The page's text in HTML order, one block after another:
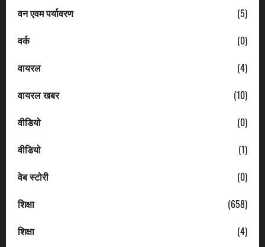
वन एवम पर्यावरण
(5)
वर्क
(0)
वायरल
(4)
वायरल खबर
(10)
वीडियो
(0)
वीडियो
(1)
वेब स्टोरी
(0)
शिक्षा
(658)
शिक्षा
(4)